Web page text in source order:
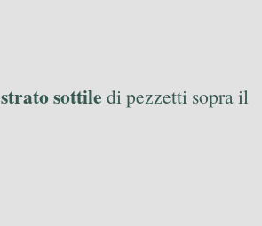
strato sottile di pezzetti sopra il